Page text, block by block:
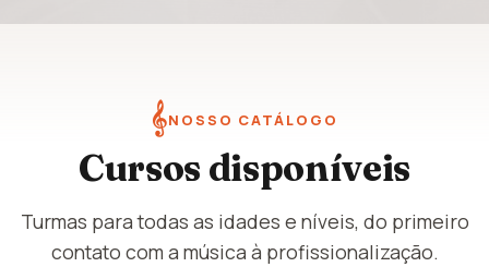
𝄞NOSSO CATÁLOGO
Cursos disponíveis
Turmas para todas as idades e níveis, do primeiro
contato com a música à profissionalização.